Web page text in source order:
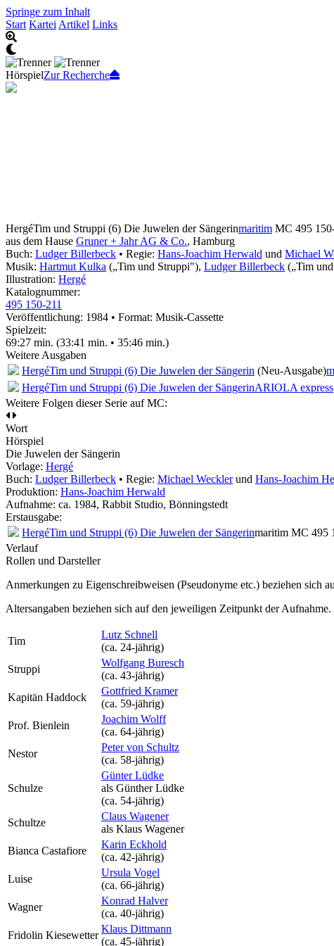
Springe zum Inhalt
Start Kartei Artikel Links
HörspielZur Recherche
HergéTim und Struppi (6) Die Juwelen der Sängerinmaritim MC 495
aus dem Hause Gruner + Jahr AG & Co., Hamburg
Buch: Ludger Billerbeck • Regie: Hans-Joachim Herwald und Michael
Musik: Hartmut Kulka („Tim und Struppi"), Ludger Billerbeck („Tim
Illustration: Hergé
Katalognummer:
495 150-211
Veröffentlichung: 1984 • Format: Musik-Cassette
Spielzeit:
69:27 min. (33:41 min. • 35:46 min.)
Weitere Ausgaben
HergéTim und Struppi (6) Die Juwelen der Sängerin (Neu-Ausgabe)
HergéTim und Struppi (6) Die Juwelen der SängerinARIOLA express
Weitere Folgen dieser Serie auf MC:
Wort
Hörspiel
Die Juwelen der Sängerin
Vorlage: Hergé
Buch: Ludger Billerbeck • Regie: Michael Wecklerund Hans-Joachim
Produktion: Hans-Joachim Herwald
Aufnahme: ca. 1984, Rabbit Studio, Bönningstedt
Erstausgabe:
HergéTim und Struppi (6) Die Juwelen der Sängerinmaritim MC 495
Verlauf
Rollen und Darsteller
Anmerkungen zu Eigenschreibweisen (Pseudonyme etc.) beziehen sich
Altersangaben beziehen sich auf den jeweiligen Zeitpunkt der Aufnahme.
Tim
Lutz Schnell
(ca. 24‑jährig)
Struppi
Wolfgang Buresch
(ca. 43‑jährig)
Kapitän Haddock
Gottfried Kramer
(ca. 59‑jährig)
Prof. Bienlein
Joachim Wolff
(ca. 64‑jährig)
Nestor
Peter von Schultz
(ca. 58‑jährig)
Schulze
Günter Lüdke
als Günther Lüdke
(ca. 54‑jährig)
Schultze
Claus Wagener
als Klaus Wagener
Bianca Castafiore
Karin Eckhold
(ca. 42‑jährig)
Luise
Ursula Vogel
(ca. 66‑jährig)
Wagner
Konrad Halver
(ca. 40‑jährig)
Fridolin Kiesewetter
Klaus Dittmann
(ca. 45‑jährig)